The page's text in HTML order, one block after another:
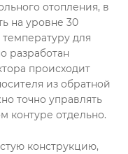
отопления, в
на уровне 30
для
разработан
происходит
из обратной
точно управлять
контуре отдельно.
конструкцию,